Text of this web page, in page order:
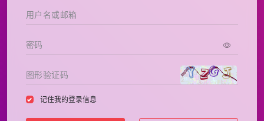
记住我的登录信息